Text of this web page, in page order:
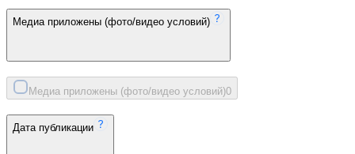
Медиа приложены (фото/видео условий)
Медиа приложены (фото/видео условий)0
Дата публикации